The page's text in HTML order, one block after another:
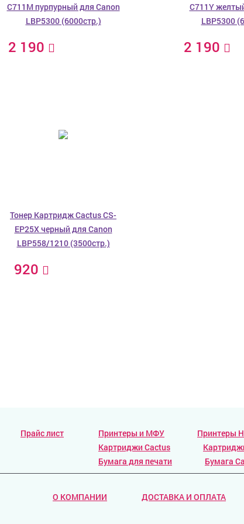
C711M пурпурный для Canon
LBP5300 (6000стр.)
2 190
C711Y
LBP5300
2 190
Тонер Картридж Cactus CS-
EP25X черный для Canon
LBP558/1210 (3500стр.)
920
Прайс лист Принтеры и МФУ Принтеры
Картриджи Cactus
Бумага для печати
Бумага
О КОМПАНИИ ДОСТАВКА И ОПЛАТА